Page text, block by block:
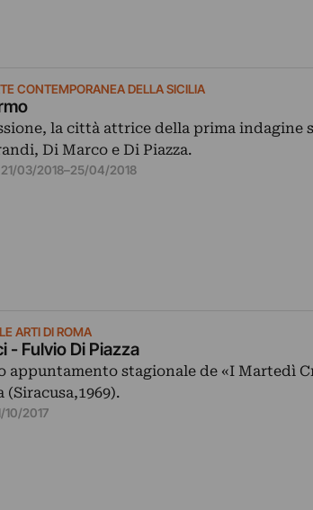
CONTEMPORANEA DELLA SICILIA
la città attrice della prima indagine
Di Marco e Di Piazza.
21/03/2018–25/04/2018
ARTI DI ROMA
- Fulvio Di Piazza
appuntamento stagionale de «I Martedì
(Siracusa,1969).
10/2017